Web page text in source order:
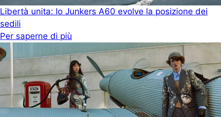
Libertà unita: lo Junkers A60 evolve la posizione dei
sedili
Per saperne di più